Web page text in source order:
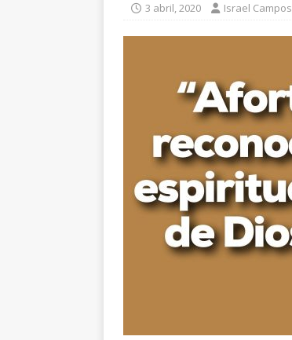
3 abril, 2020 Israel Campos